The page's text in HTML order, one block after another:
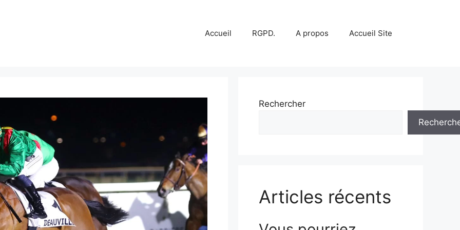
Accueil RGPD. A propos Accueil Site
Rechercher
Articles récents